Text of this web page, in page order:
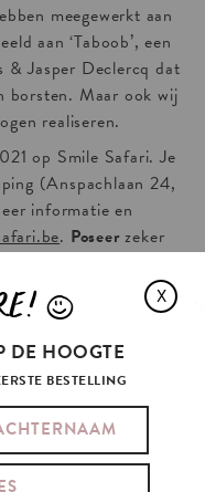
meegewerkt aan
aan ‘Taboob’, een
Jasper Declercq dat
borsten. Maar ook wij
realiseren.
op Smile Safari. Je
(Anspachlaan 24,
informatie en
. Poseerzeker
X
L
DE HOOGTE
BESTELLING